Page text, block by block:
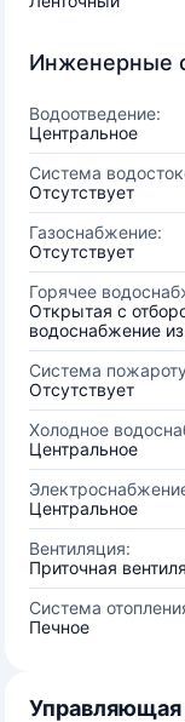
Инженерные
Водоотведение:
Центральное
Система
Отсутствует
Газоснабжение:
Отсутствует
Горячее
Открытая с
водоснабжение
Система
Отсутствует
Холодное
Центральное
Центральное
Вентиляция:
Приточная
Система
Печное